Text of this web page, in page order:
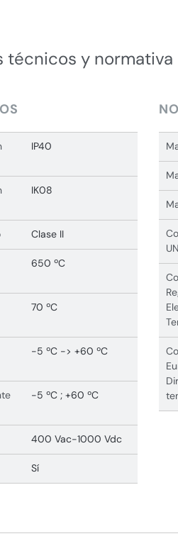
técnicos y normativa
IP40
IK08
Clase II
650 ºC
70 ºC
-5 ºC -> +60 ºC
-5 ºC ; +60 ºC
400 Vac-1000 Vdc
Sí